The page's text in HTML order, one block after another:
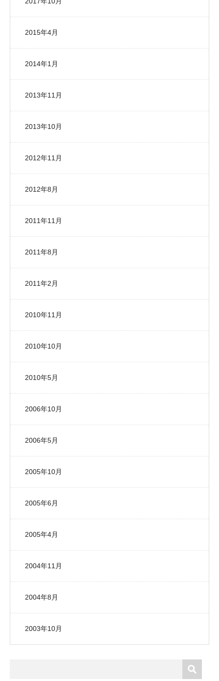
2015年4月
2014年1月
2013年11月
2013年10月
2012年11月
2012年8月
2011年11月
2011年8月
2011年2月
2010年11月
2010年10月
2010年5月
2006年10月
2006年5月
2005年10月
2005年6月
2005年4月
2004年11月
2004年8月
2003年10月